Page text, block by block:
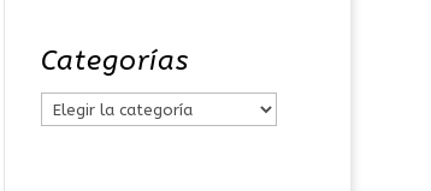
Categorías
C